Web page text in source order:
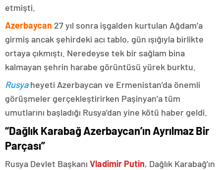
etmişti.
Azerbaycan 27 yıl sonra işgalden kurtulan Ağdam’a
girmiş ancak şehirdeki acı tablo, gün ışığıyla birlikte
ortaya çıkmıştı. Neredeyse tek bir sağlam bina
kalmayan şehrin harabe görüntüsü yürek burktu.
Rusyaheyeti Azerbaycan ve Ermenistan’da önemli
görüşmeler gerçekleştirirken Paşinyan’a tüm
umutlarını başladığı Rusya’dan yine kötü haber geldi.
“Dağlık Karabağ Azerbaycan’ın Ayrılmaz Bir
Parçası”
Rusya Devlet Başkanı Vladimir Putin, Dağlık Karabağ’ın